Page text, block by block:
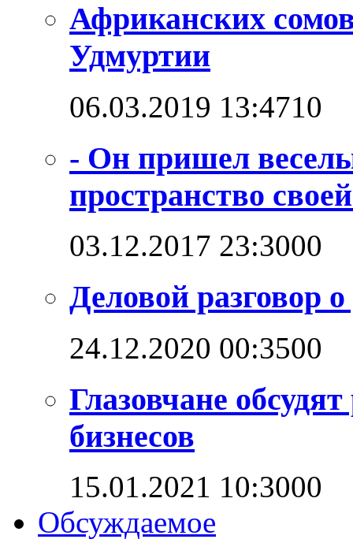
Африканских
Удмуртии
06.03.2019 13:4710
- Он пришел
пространство
03.12.2017 23:3000
Деловой разговор
24.12.2020 00:3500
Глазовчане
бизнесов
15.01.2021 10:3000
Обсуждаемое